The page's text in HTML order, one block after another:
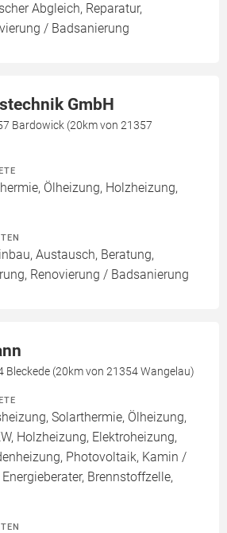
Abgleich, Reparatur,
/ Badsanierung
GmbH
Bardowick (20km von 21357
Ölheizung, Holzheizung,
Austausch, Beratung,
Renovierung / Badsanierung
Bleckede (20km von 21354 Wangelau)
Solarthermie, Ölheizung,
Holzheizung, Elektroheizung,
Photovoltaik, Kamin /
Brennstoffzelle,